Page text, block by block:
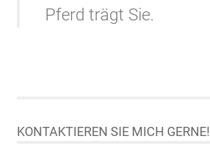
Pferd trägt Sie.
KONTAKTIEREN SIE MICH GERNE!